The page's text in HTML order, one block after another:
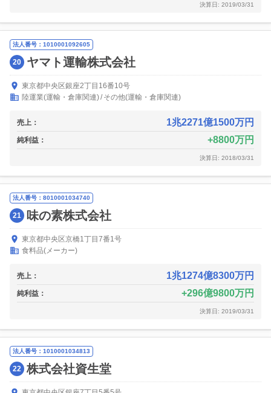
決算日: 2019/03/31
法人番号：1010001092605
20 ヤマト運輸株式会社
東京都中央区銀座2丁目16番10号
陸運業(運輸・倉庫関連) その他(運輸・倉庫関連)
売上： 1兆2271億1500万円
純利益： 8800万円
決算日: 2018/03/31
法人番号：8010001034740
21 味の素株式会社
東京都中央区京橋1丁目7番1号
食料品(メーカー)
売上： 1兆1274億8300万円
純利益： 296億9800万円
決算日: 2019/03/31
法人番号：1010001034813
22 株式会社資生堂